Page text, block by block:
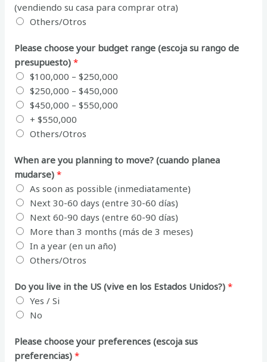
(vendiendo su casa para comprar otra)
Others/Otros
Please choose your budget range (escoja su rango de
presupuesto)*
$100,000 – $250,000
$250,000 – $450,000
$450,000 – $550,000
+ $550,000
Others/Otros
When are you planning to move? (cuando planea
mudarse)*
As soon as possible (inmediatamente)
Next 30-60 days (entre 30-60 días)
Next 60-90 days (entre 60-90 días)
More than 3 months (más de 3 meses)
In a year (en un año)
Others/Otros
Do you live in the US (vive en los Estados Unidos?)*
Yes / Si
No
Please choose your preferences (escoja sus
preferencias)*